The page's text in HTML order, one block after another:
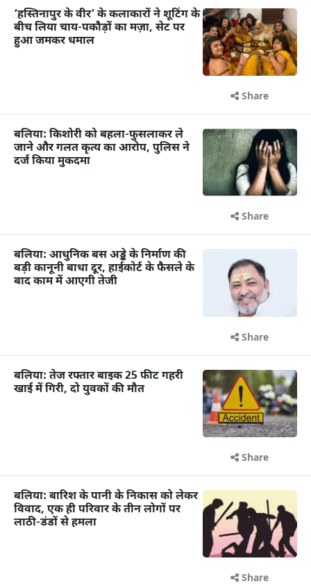
‘हस्तिनापुर के वीर’ के कलाकारों ने शूटिंग के
बीच लिया चाय-पकौड़ों का मज़ा, सेट पर
हुआ जमकर धमाल
Share
बलिया: किशोरी को बहला-फुसलाकर ले
जाने और गलत कृत्य का आरोप, पुलिस ने
दर्ज किया मुकदमा
Share
बलिया: आधुनिक बस अड्डे के निर्माण की
बड़ी कानूनी बाधा दूर, हाईकोर्ट के फैसले के
बाद काम में आएगी तेजी
Share
बलिया: तेज रफ्तार बाइक 25 फीट गहरी
खाई में गिरी, दो युवकों की मौत
Share
बलिया: बारिश के पानी के निकास को लेकर
विवाद, एक ही परिवार के तीन लोगों पर
लाठी-डंडों से हमला
Share